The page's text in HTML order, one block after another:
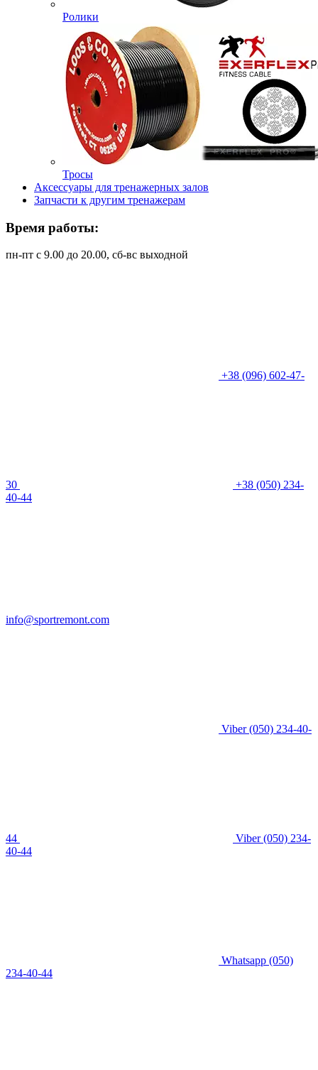
Ролики
Тросы
Аксессуары для тренажерных залов
Запчасти к другим тренажерам
Время работы:
пн-пт с 9.00 до 20.00, сб-вс выходной
+38 (096) 602-47-
30
+38 (050) 234-
40-44
info@sportremont.com
Viber(050) 234-40-
44 Viber(050) 234-
40-44
Whatsapp (050)
234-40-44